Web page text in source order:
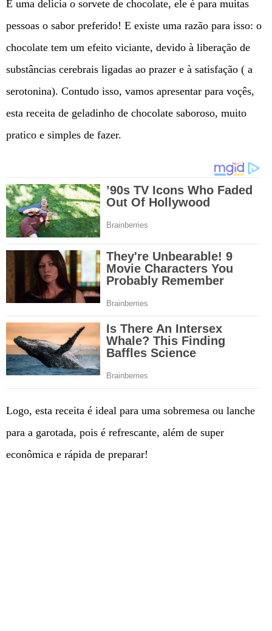
É uma delicia o sorvete de chocolate, ele é para muitas
pessoas o sabor preferido! E existe uma razão para isso: o
chocolate tem um efeito viciante, devido à liberação de
substâncias cerebrais ligadas ao prazer e à satisfação ( a
serotonina). Contudo isso, vamos apresentar para voçês,
esta receita de geladinho de chocolate saboroso, muito
pratico e simples de fazer.
Logo, esta receita é ideal para uma sobremesa ou lanche
para a garotada, pois é refrescante, além de super
econômica e rápida de preparar!